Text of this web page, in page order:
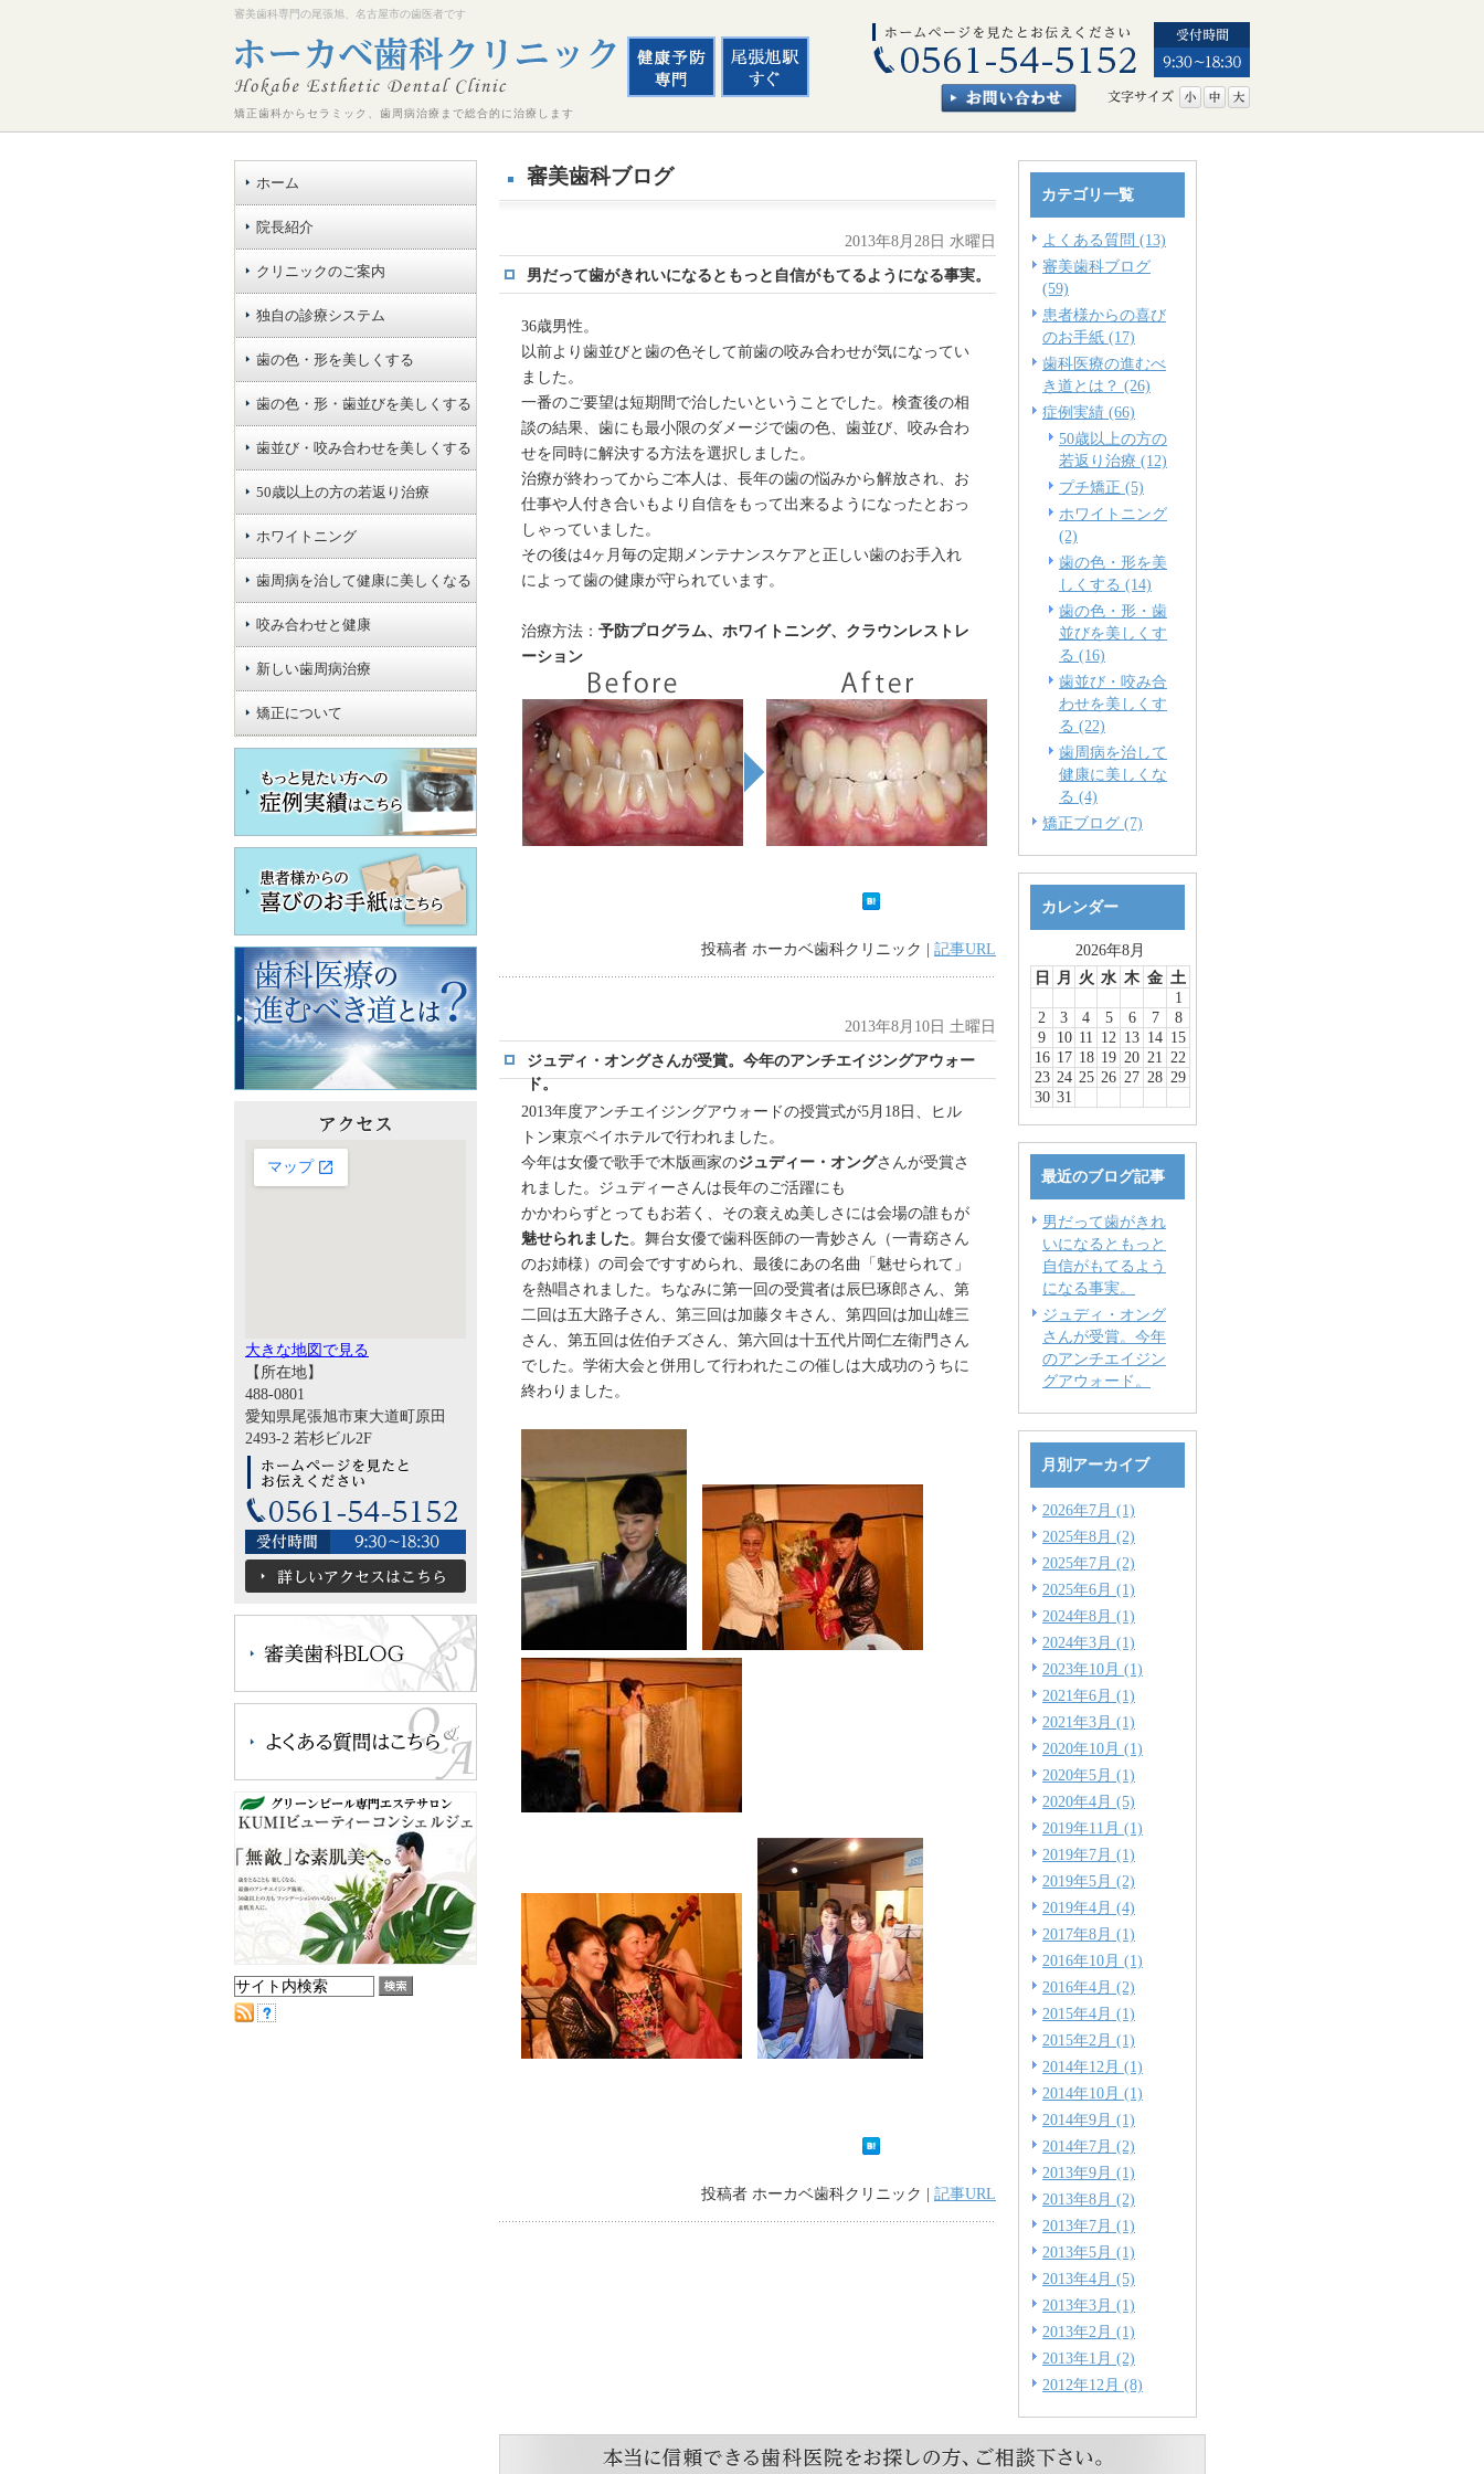
審美歯科専門の尾張旭、名古屋市の歯医者です
矯正歯科からセラミック、歯周病治療まで総合的に治療します
審美歯科ブログ
2013年8月28日 水曜日
男だって歯がきれいになるともっと自信がもてるようになる事実。
36歳男性。
以前より歯並びと歯の色そして前歯の咬み合わせが気になってい
ました。
一番のご要望は短期間で治したいということでした。検査後の相
談の結果、歯にも最小限のダメージで歯の色、歯並び、咬み合わ
せを同時に解決する方法を選択しました。
治療が終わってからご本人は、長年の歯の悩みから解放され、お
仕事や人付き合いもより自信をもって出来るようになったとおっ
しゃっていました。
その後は4ヶ月毎の定期メンテナンスケアと正しい歯のお手入れ
によって歯の健康が守られています。
治療方法： 予防プログラム、ホワイトニング、クラウンレストレ
ーション
投稿者 ホーカベ歯科クリニック | 記事URL
2013年8月10日 土曜日
ジュディ・オングさんが受賞。今年のアンチエイジングアウォー
ド。
2013年度アンチエイジングアウォードの授賞式が5月18日、ヒル
トン東京ベイホテルで行われました。
今年は女優で歌手で木版画家のジュディー・オングさんが受賞さ
れました。ジュディーさんは長年のご活躍にも
かかわらずとってもお若く、その衰えぬ美しさには会場の誰もが
魅せられました。舞台女優で歯科医師の一青妙さん（一青窈さん
のお姉様）の司会ですすめられ、最後にあの名曲「魅せられて」
を熱唱されました。ちなみに第一回の受賞者は辰巳琢郎さん、第
二回は五大路子さん、第三回は加藤タキさん、第四回は加山雄三
さん、第五回は佐伯チズさん、第六回は十五代片岡仁左衛門さん
でした。学術大会と併用して行われたこの催しは大成功のうちに
終わりました。
投稿者 ホーカベ歯科クリニック | 記事URL
カテゴリ一覧
よくある質問 (13)
審美歯科ブログ
(59)
患者様からの喜び
のお手紙 (17)
歯科医療の進むべ
き道とは？ (26)
症例実績 (66)
50歳以上の方の
若返り治療 (12)
プチ矯正 (5)
ホワイトニング
(2)
歯の色・形を美
しくする (14)
歯の色・形・歯
並びを美しくす
る (16)
歯並び・咬み合
わせを美しくす
る (22)
歯周病を治して
健康に美しくな
る (4)
矯正ブログ (7)
カレンダー
2026年8月
日
月 火 水 木 金 土
1
2
3 4 5 6 7
8
9
10 11 12 13 14 15
16 17 18 19 20 21
22
23 24 25 26 27 28 29
30 31
最近のブログ記事
男だって歯がきれ
いになるともっと
自信がもてるよう
になる事実。
ジュディ・オング
さんが受賞。今年
のアンチエイジン
グアウォード。
月別アーカイブ
2026年7月 (1)
2025年8月 (2)
2025年7月 (2)
2025年6月 (1)
2024年8月 (1)
2024年3月 (1)
2023年10月 (1)
2021年6月 (1)
2021年3月 (1)
2020年10月 (1)
2020年5月 (1)
2020年4月 (5)
2019年11月 (1)
2019年7月 (1)
2019年5月 (2)
2019年4月 (4)
2017年8月 (1)
2016年10月 (1)
2016年4月 (2)
2015年4月 (1)
2015年2月 (1)
2014年12月 (1)
2014年10月 (1)
2014年9月 (1)
2014年7月 (2)
2013年9月 (1)
2013年8月 (2)
2013年7月 (1)
2013年5月 (1)
2013年4月 (5)
2013年3月 (1)
2013年2月 (1)
2013年1月 (2)
2012年12月 (8)
ホーム
院長紹介
クリニックのご案内
独自の診療システム
歯の色・形を美しくする
歯の色・形・歯並びを美しくする
歯並び・咬み合わせを美しくする
50歳以上の方の若返り治療
ホワイトニング
歯周病を治して健康に美しくなる
咬み合わせと健康
新しい歯周病治療
矯正について
大きな地図で見る
【所在地】
488-0801
愛知県尾張旭市東大道町原田
2493-2 若杉ビル2F